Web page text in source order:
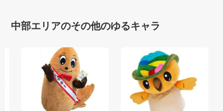
中部エリアのその他のゆるキャラ